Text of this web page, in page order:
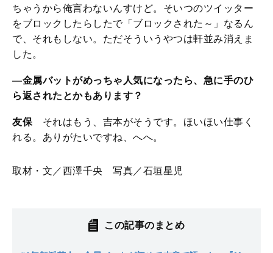
ちゃうから俺言わないんすけど。そいつのツイッター
をブロックしたらしたで「ブロックされた～」なるん
で、それもしない。ただそういうやつは軒並み消えま
した。
—金属バットがめっちゃ人気になったら、急に手のひ
ら返されたとかもあります？
友保 それはもう、吉本がそうです。ほいほい仕事く
れる。ありがたいですね、へへ。
取材・文／西澤千央 写真／石垣星児
この記事のまとめ